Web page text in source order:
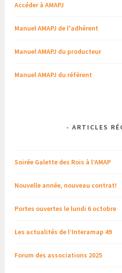
Accéder à AMAPJ
Manuel AMAPJ de l'adhérent
Manuel AMAPJ du producteur
Manuel AMAPJ du référent
- ARTICLES
Soirée Galette des Rois à l’AMAP
Nouvelle année, nouveau contrat!
Portes ouvertes le lundi 6 octobre
Les actualités de l’Interamap 49
Forum des associations 2025